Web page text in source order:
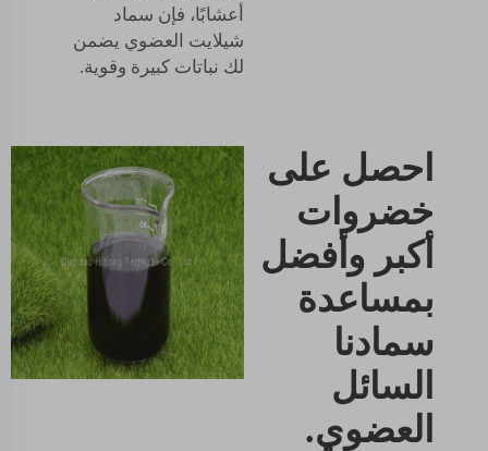
أعشابًا، فإن سماد
شيلايت العضوي يضمن
لك نباتات كبيرة وقوية.
احصل على
خضروات
أكبر وأفضل
بمساعدة
سمادنا
السائل
العضوي.